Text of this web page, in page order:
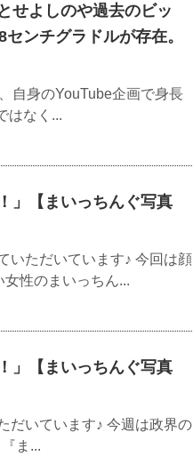
せよしのや過去のビッ
ンチグラドルが存在。
自身のYouTube企画で身長
はなく...
」【まいっちんぐ写真
いただいています♪ 今回は顔
性のまいっちん...
」【まいっちんぐ写真
だいています♪ 今週は政界の
ま...